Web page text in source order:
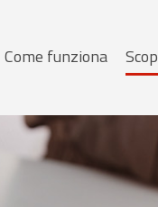
Menu
principale
Come funziona